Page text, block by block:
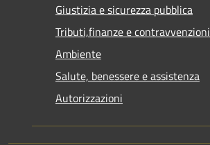
Giustizia e sicurezza pubblica
Tributi,finanze e contravvenzioni
Ambiente
Salute, benessere e assistenza
Autorizzazioni